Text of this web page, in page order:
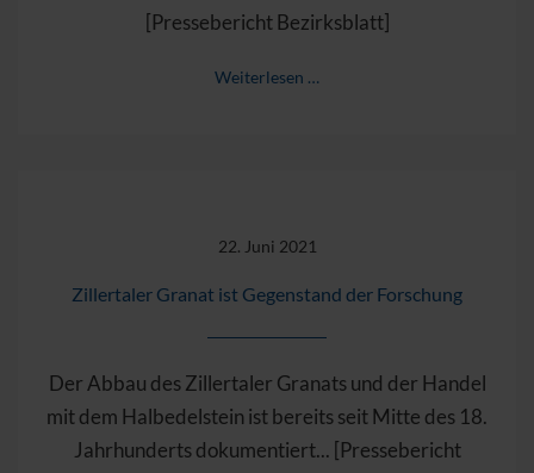
[Pressebericht Bezirksblatt]
Weiterlesen …
22. Juni 2021
Zillertaler Granat ist Gegenstand der Forschung
Der Abbau des Zillertaler Granats und der Handel
mit dem Halbedelstein ist bereits seit Mitte des 18.
Jahrhunderts dokumentiert... [Pressebericht